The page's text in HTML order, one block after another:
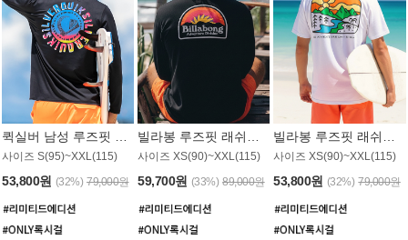
사이즈 S(95)~XXL(115)
53,800원 (32%) 79,000원
사이즈 XS(90)~XXL(115)
59,700원 (33%) 89,000원
사이즈 XS(90)~XXL(115)
53,800원 (32%) 79,000원